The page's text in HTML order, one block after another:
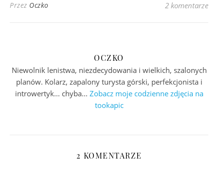
Przez Oczko 2 komentarze
OCZKO
Niewolnik lenistwa, niezdecydowania i wielkich, szalonych
planów. Kolarz, zapalony turysta górski, perfekcjonista i
introwertyk... chyba... Zobacz moje codzienne zdjęcia na
tookapic
2 KOMENTARZE